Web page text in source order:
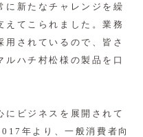
に新たなチャレンジを繰
えてこられました。業務
されているので、皆さ
ルハチ村松様の製品を口
ビジネスを展開されて
年より、一般消費者向